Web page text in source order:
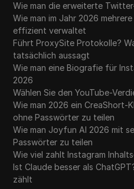
Wie man die erweiterte
Wie man im Jahr 2026
effizient verwaltet
Führt ProxySite Protokolle?
tatsächlich aussagt
Wie man eine Biografie für
2026
Wählen Sie den YouTube-
Wie man 2026 ein CreaShort-
ohne Passwörter zu teilen
Wie man Joyfun AI 2026 mit
Passwörter zu teilen
Wie viel zahlt Instagram
Ist Claude besser als
zählt